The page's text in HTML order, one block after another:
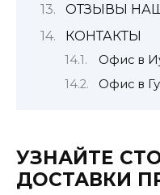
ОТЗЫВЫ
КОНТАКТЫ
Офис в
Офис в
УЗНАЙТЕ
ДОСТАВКИ